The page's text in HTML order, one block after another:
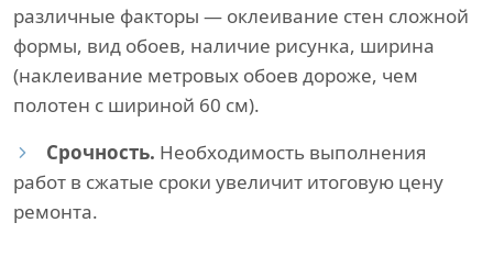
различные факторы — оклеивание стен сложной
формы, вид обоев, наличие рисунка, ширина
(наклеивание метровых обоев дороже, чем
полотен с шириной 60 см).
Срочность. Необходимость выполнения
работ в сжатые сроки увеличит итоговую цену
ремонта.